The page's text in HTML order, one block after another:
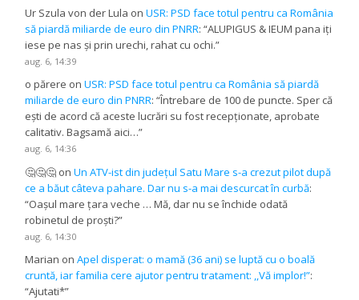
Ur Szula von der Lula onUSR: PSD face totul pentru ca România
să piardă miliarde de euro din PNRR: “ALUPIGUS & IEUM pana iți
iese pe nas și prin urechi, rahat cu ochi.”
aug. 6, 14:39
o părere onUSR: PSD face totul pentru ca România să piardă
miliarde de euro din PNRR: “Întrebare de 100 de puncte. Sper că
ești de acord că aceste lucrări su fost recepționate, aprobate
calitativ. Bagsamă aici…”
aug. 6, 14:36
🤔🤔🤔 onUn ATV-ist din județul Satu Mare s-a crezut pilot după
ce a băut câteva pahare. Dar nu s-a mai descurcat în curbă:
“Oașul mare țara veche … Mă, dar nu se închide odată
robinetul de proști?”
aug. 6, 14:30
Marian onApel disperat: o mamă (36 ani) se luptă cu o boală
cruntă, iar familia cere ajutor pentru tratament: ,,Vă implor!”:
“Ajutati*”